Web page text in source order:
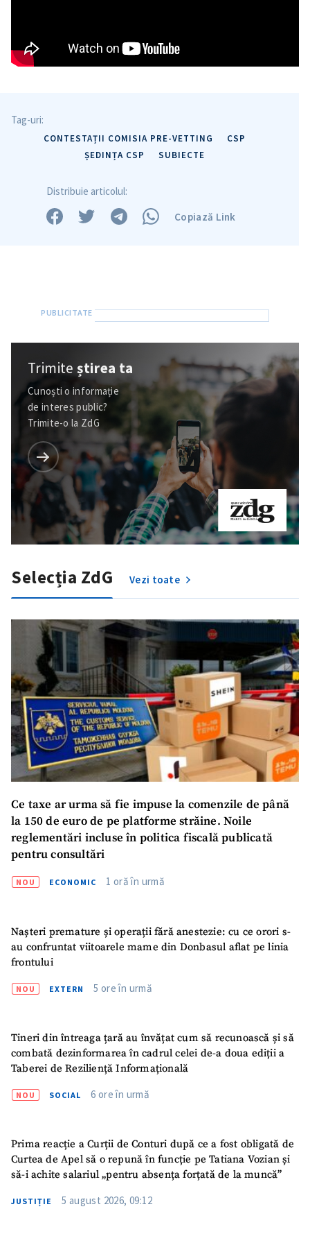
Trimite o informație
Tag-uri:
CONTESTAȚII COMISIA PRE-VETTING
CSP
ȘEDINȚA CSP
SUBIECTE
Distribuie articolul:
Copiază Link
Trimiteștirea ta
Cunoști o informație
de interes public?
Trimite-o la ZdG
Selecția ZdG Vezi toate
Ce taxe ar urma să fie impuse la comenzile de până
la 150 de euro de pe platforme străine. Noile
reglementări incluse în politica fiscală publicată
pentru consultări
NOU ECONOMIC 1 oră în urmă
Nașteri premature și operații fără anestezie: cu ce orori s-
au confruntat viitoarele mame din Donbasul aflat pe linia
frontului
NOU EXTERN 5 ore în urmă
Tineri din întreaga țară au învățat cum să recunoască și să
combată dezinformarea în cadrul celei de-a doua ediții a
Taberei de Reziliență Informațională
NOU SOCIAL 6 ore în urmă
Prima reacție a Curții de Conturi după ce a fost obligată de
Curtea de Apel să o repună în funcție pe Tatiana Vozian și
să-i achite salariul „pentru absența forțată de la muncă”
JUSTIȚIE 5 august 2026, 09:12
ȘTIREA MEA
Titlu știre
+ Adaugă titlu
Link media
+ Link media